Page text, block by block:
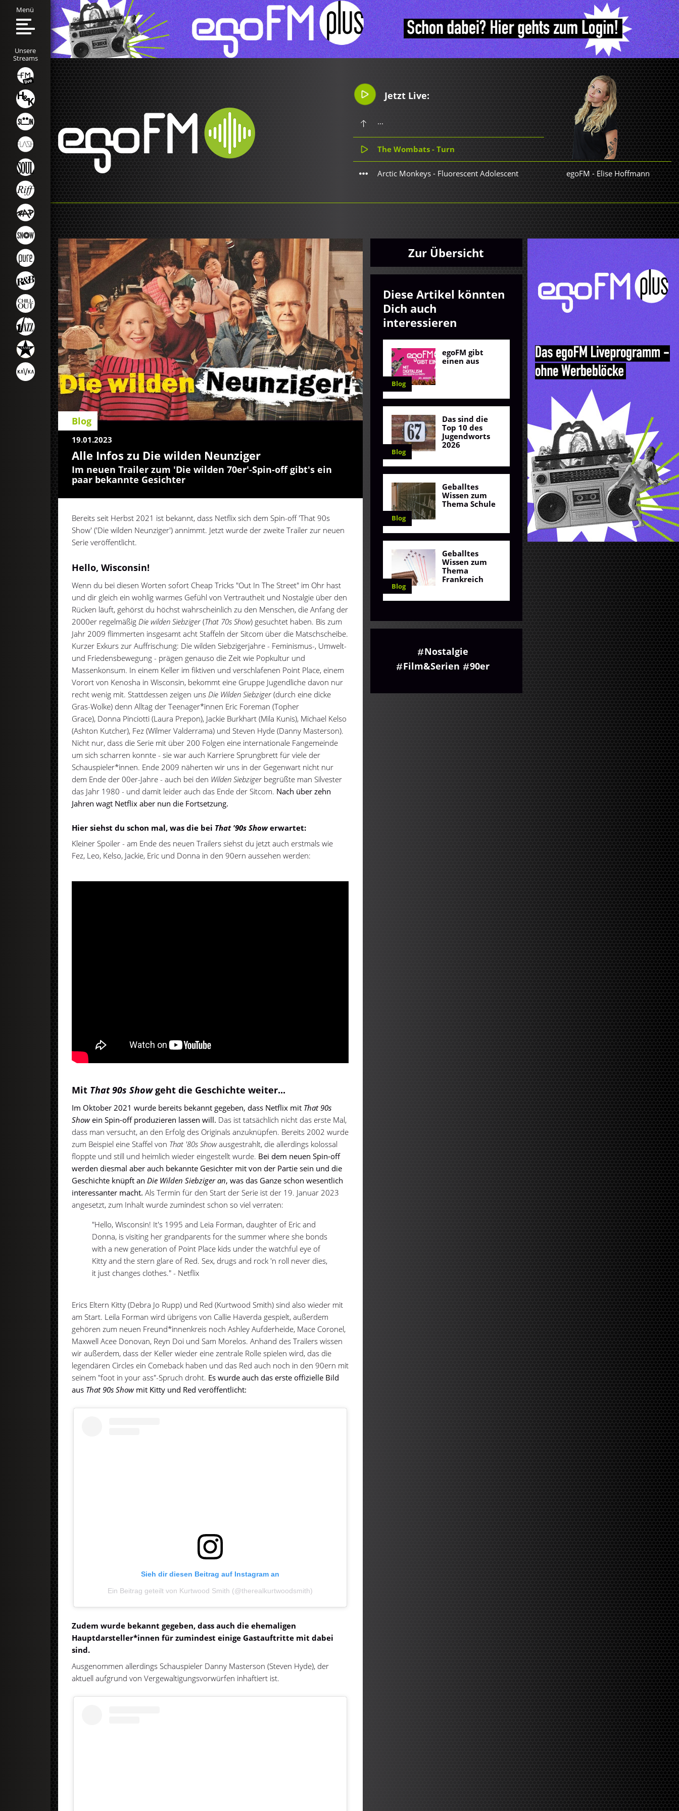
Jetzt Live:
...
The Wombats - Turn
Arctic Monkeys - Fluorescent Adolescent egoFM- Elise Hoffmann
Menü
Unsere
Streams
Blog
19.01.2023
Alle Infos zu Die wilden Neunziger
Im neuen Trailer zum 'Die wilden 70er'-Spin-off gibt's ein
paar bekannte Gesichter
Bereits seit Herbst 2021 ist bekannt, dass Netflix sich dem Spin-off 'That 90s
Show' ('Die wilden Neunziger') annimmt. Jetzt wurde der zweite Trailer zur neuen
Serie veröffentlicht.
Hello, Wisconsin!
Wenn du bei diesen Worten sofort Cheap Tricks "Out In The Street" im Ohr hast
und dir gleich ein wohlig warmes Gefühl von Vertrautheit und Nostalgie über den
Rücken läuft, gehörst du höchst wahrscheinlich zu den Menschen, die Anfang der
2000er regelmäßig Die wilden Siebziger (That 70s Show) gesuchtet haben. Bis zum
Jahr 2009 flimmerten insgesamt acht Staffeln der Sitcom über die Matschscheibe.
Kurzer Exkurs zur Auffrischung: Die wilden Siebzigerjahre - Feminismus-, Umwelt-
und Friedensbewegung - prägen genauso die Zeit wie Popkultur und
Massenkonsum. In einem Keller im fiktiven und verschlafenen Point Place, einem
Vorort von Kenosha in Wisconsin, bekommt eine Gruppe Jugendliche davon nur
recht wenig mit. Stattdessen zeigen uns Die Wilden Siebziger (durch eine dicke
Gras-Wolke) denn Alltag der Teenager*innen Eric Foreman (Topher
Grace), Donna Pinciotti (Laura Prepon), Jackie Burkhart (Mila Kunis), Michael Kelso
(Ashton Kutcher), Fez (Wilmer Valderrama) und Steven Hyde (Danny Masterson).
Nicht nur, dass die Serie mit über 200 Folgen eine internationale Fangemeinde
um sich scharren konnte - sie war auch Karriere Sprungbrett für viele der
Schauspieler*innen. Ende 2009 näherten wir uns in der Gegenwart nicht nur
dem Ende der 00er-Jahre - auch bei den Wilden Siebziger begrüßte man Silvester
das Jahr 1980 - und damit leider auch das Ende der Sitcom. Nach über zehn
Jahren wagt Netflix aber nun die Fortsetzung.
Hier siehst du schon mal, was die bei That '90s Showerwartet:
Kleiner Spoiler - am Ende des neuen Trailers siehst du jetzt auch erstmals wie
Fez, Leo, Kelso, Jackie, Eric und Donna in den 90ern aussehen werden:
Mit That 90s Showgeht die Geschichte weiter...
Im Oktober 2021 wurde bereits bekannt gegeben, dass Netflix mit That 90s
Showein Spin-off produzieren lassen will. Das ist tatsächlich nicht das erste Mal,
dass man versucht, an den Erfolg des Originals anzuknüpfen. Bereits 2002 wurde
zum Beispiel eine Staffel von That '80s Showausgestrahlt, die allerdings kolossal
floppte und still und heimlich wieder eingestellt wurde. Bei dem neuen Spin-off
werden diesmal aber auch bekannte Gesichter mit von der Partie sein und die
Geschichte knüpft anDie Wilden Siebziger an, was das Ganze schon wesentlich
interessanter macht. Als Termin für den Start der Serie ist der 19. Januar 2023
angesetzt, zum Inhalt wurde zumindest schon so viel verraten:
"Hello, Wisconsin! It's 1995 and Leia Forman, daughter of Eric and
Donna, is visiting her grandparents for the summer where she bonds
with a new generation of Point Place kids under the watchful eye of
Kitty and the stern glare of Red. Sex, drugs and rock 'n roll never dies,
it just changes clothes." - Netflix
Erics Eltern Kitty (Debra Jo Rupp) und Red (Kurtwood Smith) sind also wieder mit
am Start. Leila Forman wird übrigens von Callie Haverda gespielt, außerdem
gehören zum neuen Freund*innenkreis noch Ashley Aufderheide, Mace Coronel,
Maxwell Acee Donovan, Reyn Doi und Sam Morelos. Anhand des Trailers wissen
wir außerdem, dass der Keller wieder eine zentrale Rolle spielen wird, das die
legendären Circles ein Comeback haben und das Red auch noch in den 90ern mit
seinem "foot in your ass"-Spruch droht. Es wurde auch das erste offizielle Bild
aus That 90s Showmit Kitty und Red veröffentlicht:
Sieh dir diesen Beitrag auf Instagram an
Ein Beitrag geteilt von Kurtwood Smith (@therealkurtwoodsmith)
Zudem wurde bekannt gegeben, dass auch die ehemaligen
Hauptdarsteller*innen für zumindest einige Gastauftritte mit dabei
sind.
Ausgenommen allerdings Schauspieler Danny Masterson (Steven Hyde), der
aktuell aufgrund von Vergewaltigungsvorwürfen inhaftiert ist.
Zur Übersicht
Diese Artikel könnten
Dich auch
interessieren
Blog
egoFM gibt
einen aus
Blog
Das sind die
Top 10 des
Jugendworts
2026
Blog
Geballtes
Wissen zum
Thema Schule
Blog
Geballtes
Wissen zum
Thema
Frankreich
Nostalgie
Film&Serien
90er